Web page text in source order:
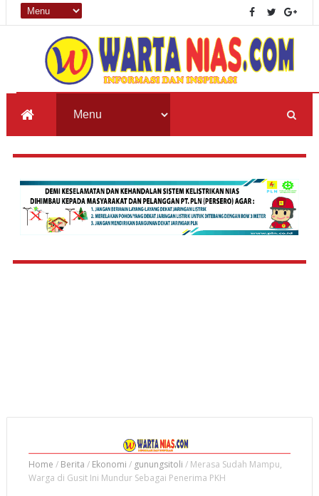
Home / Berita / Ekonomi / gunungsitoli / Merasa Sudah Mampu,
Warga di Gusit Ini Mundur Sebagai Penerima PKH